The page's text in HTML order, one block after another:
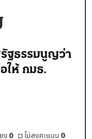
ฐธรรมนูญว่า
ให้ กมธ.
ง 0 ไม่ลงคะแนน 0